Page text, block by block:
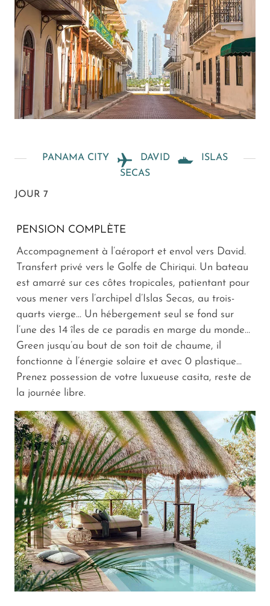
PANAMA CITY DAVID
ISLAS
SECAS
JOUR 7
PENSION COMPLÈTE
Accompagnement à l’aéroport et envol vers David.
Transfert privé vers le Golfe de Chiriqui. Un bateau
est amarré sur ces côtes tropicales, patientant pour
vous mener vers l’archipel d’Islas Secas, au trois-
quarts vierge… Un hébergement seul se fond sur
l’une des 14 îles de ce paradis en marge du monde…
Green jusqu’au bout de son toit de chaume, il
fonctionne à l’énergie solaire et avec 0 plastique…
Prenez possession de votre luxueuse casita, reste de
la journée libre.